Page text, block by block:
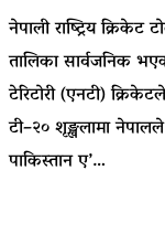
नेपाली राष्ट्रिय
तालिका सार्वजनिक
टेरिटोरी (एनटी)
टी–२० शृङ्खलामा नेपालले
पाकिस्तान ए’…